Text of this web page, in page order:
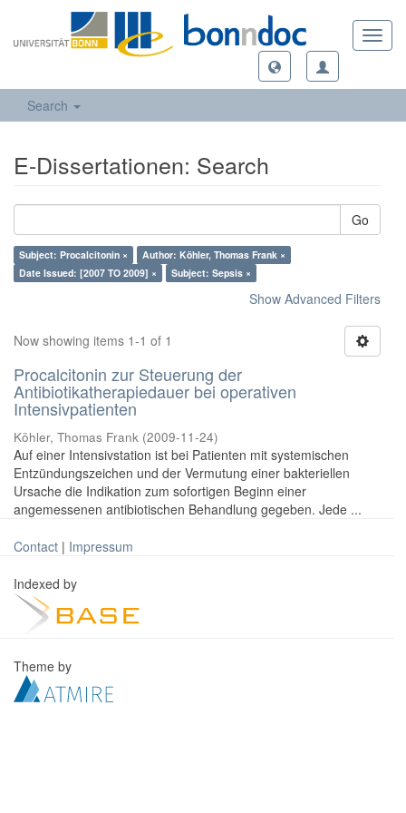
Search
E-Dissertationen: Search
Go
Subject: Procalcitonin ×
Author: Köhler, Thomas Frank ×
Date Issued: [2007 TO 2009] ×
Subject: Sepsis ×
Show Advanced Filters
Now showing items 1-1 of 1
Procalcitonin zur Steuerung der
Antibiotikatherapiedauer bei operativen
Intensivpatienten
Köhler, Thomas Frank (2009-11-24)
Auf einer Intensivstation ist bei Patienten mit systemischen
Entzündungszeichen und der Vermutung einer bakteriellen
Ursache die Indikation zum sofortigen Beginn einer
angemessenen antibiotischen Behandlung gegeben. Jede ...
Contact | Impressum
Indexed by
Theme by